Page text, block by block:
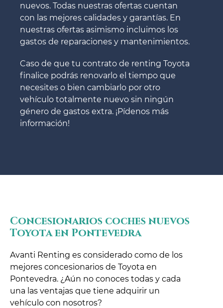
nuevos. Todas nuestras ofertas cuentan
con las mejores calidades y garantías. En
nuestras ofertas asimismo incluimos los
gastos de reparaciones y mantenimientos.
Caso de que tu contrato de renting Toyota
finalice podrás renovarlo el tiempo que
necesites o bien cambiarlo por otro
vehículo totalmente nuevo sin ningún
género de gastos extra. ¡Pídenos más
información!
Concesionarios coches nuevos
Toyota en Pontevedra
Avanti Renting es considerado como de los
mejores concesionarios de Toyota en
Pontevedra. ¿Aún no conoces todas y cada
una las ventajas que tiene adquirir un
vehículo con nosotros?